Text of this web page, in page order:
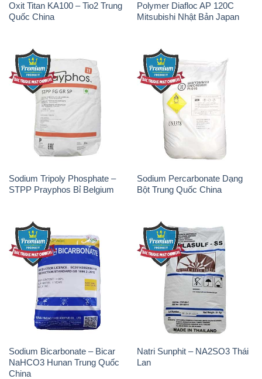
Oxit Titan KA100 – Tio2 Trung
Quốc China
Polymer Diafloc AP 120C
Mitsubishi Nhật Bản Japan
Sodium Tripoly Phosphate –
STPP Prayphos Bỉ Belgium
Sodium Percarbonate Dạng
Bột Trung Quốc China
Sodium Bicarbonate – Bicar
NaHCO3 Hunan Trung Quốc
China
Natri Sunphit – NA2SO3 Thái
Lan